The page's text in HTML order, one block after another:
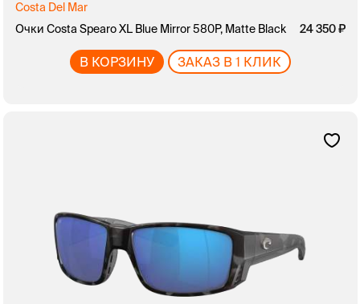
Costa Del Mar
Очки Costa Spearo XL Blue Mirror 580P, Matte Black
24 350
В КОРЗИНУ ЗАКАЗ В 1 КЛИК